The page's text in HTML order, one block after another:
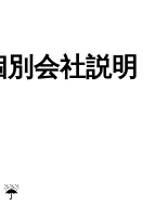
会社説明